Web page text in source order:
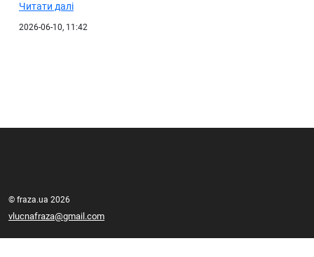
Читати далі
2026-06-10, 11:42
© fraza.ua 2026
vlucnafraza@gmail.com